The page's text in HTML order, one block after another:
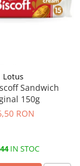
Lotus
Sandwich
150g
RON
44IN STOC